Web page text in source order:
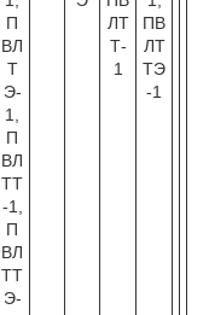
П
ВЛ
Т
Э-
1,
П
ВЛ
ТТ
-1,
П
ВЛ
ТТ
Э-
ЛТ
Т-
1
ПВ
ЛТ
ТЭ
-1